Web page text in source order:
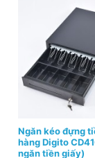
Ngăn kéo đựng
hàng Digito
ngăn tiền giấy)